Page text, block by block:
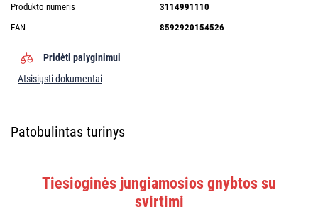
Produkto numeris
3114991110
EAN
8592920154526
Pridėti palyginimui
Atsisiųsti dokumentai
Patobulintas turinys
Tiesioginės jungiamosios gnybtos su
svirtimi